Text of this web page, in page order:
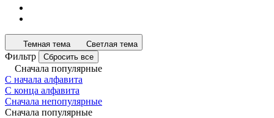
Темная тема Светлая тема
Фильтр Сбросить все
Сначала популярные
С начала алфавита
С конца алфавита
Сначала непопулярные
Сначала популярные